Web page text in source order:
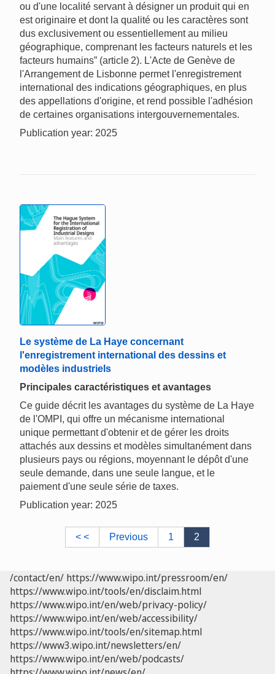
ou d'une localité servant à désigner un produit qui en
est originaire et dont la qualité ou les caractères sont
dus exclusivement ou essentiellement au milieu
géographique, comprenant les facteurs naturels et les
facteurs humains” (article 2). L'Acte de Genève de
l'Arrangement de Lisbonne permet l'enregistrement
international des indications géographiques, en plus
des appellations d'origine, et rend possible l'adhésion
de certaines organisations intergouvernementales.
Publication year: 2025
Le système de La Haye concernant
l'enregistrement international des dessins et
modèles industriels
Principales caractéristiques et avantages
Ce guide décrit les avantages du système de La Haye
de l'OMPI, qui offre un mécanisme international
unique permettant d'obtenir et de gérer les droits
attachés aux dessins et modèles simultanément dans
plusieurs pays ou régions, moyennant le dépôt d'une
seule demande, dans une seule langue, et le
paiement d'une seule série de taxes.
Publication year: 2025
< < Previous 1 2
/contact/en/ https://www.wipo.int/pressroom/en/
https://www.wipo.int/tools/en/disclaim.html
https://www.wipo.int/en/web/privacy-policy/
https://www.wipo.int/en/web/accessibility/
https://www.wipo.int/tools/en/sitemap.html
https://www3.wipo.int/newsletters/en/
https://www.wipo.int/en/web/podcasts/